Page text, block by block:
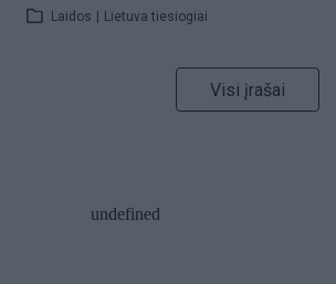
Laidos Lietuva tiesiogiai
Visi įrašai